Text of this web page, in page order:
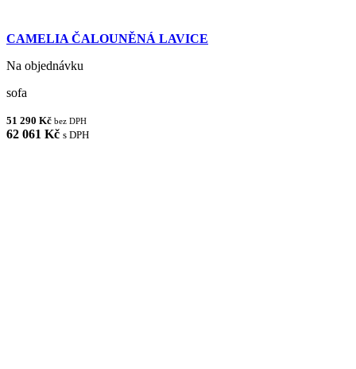
CAMELIA ČALOUNĚNÁ LAVICE
Na objednávku
sofa
51 290 Kč bez DPH
62 061 Kč s DPH